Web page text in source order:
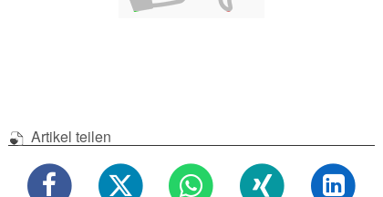
Artikel teilen